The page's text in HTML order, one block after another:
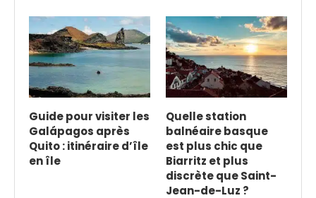
Guide pour visiter les
Galápagos après
Quito : itinéraire d’île
en île
Quelle station
balnéaire basque
est plus chic que
Biarritz et plus
discrète que Saint-
Jean-de-Luz ?